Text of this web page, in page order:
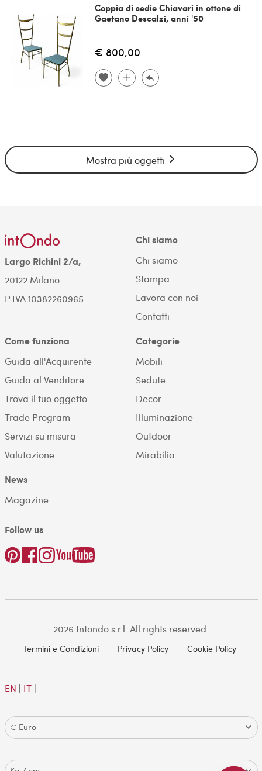
Coppia di sedie Chiavari in ottone di
Gaetano Descalzi, anni '50
€ 800,00
Mostra più oggetti
Largo Richini 2/a,
20122 Milano.
P.IVA 10382260965
Chi siamo
Chi siamo
Stampa
Lavora con noi
Contatti
Come funziona
Guida all'Acquirente
Guida al Venditore
Trova il tuo oggetto
Trade Program
Servizi su misura
Valutazione
Categorie
Mobili
Sedute
Decor
Illuminazione
Outdoor
Mirabilia
News
Magazine
Follow us
2026 Intondo s.r.l. All rights reserved.
Termini e Condizioni Privacy Policy Cookie Policy
EN | IT|